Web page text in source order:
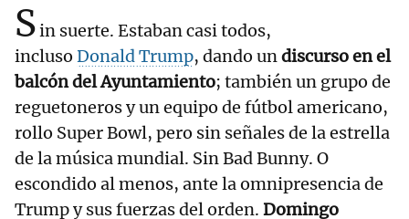
Sin suerte. Estaban casi todos,
incluso Donald Trump, dando undiscurso en el
balcón del Ayuntamiento; también un grupo de
reguetoneros y un equipo de fútbol americano,
rollo Super Bowl, pero sin señales de la estrella
de la música mundial. Sin Bad Bunny. O
escondido al menos, ante la omnipresencia de
Trump y sus fuerzas del orden. Domingo